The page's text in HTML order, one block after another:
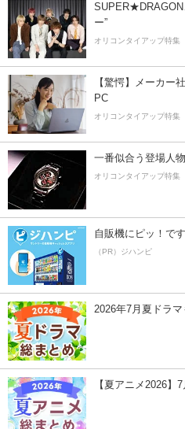
SUPER★DRAGON
ー”
オリコンタイアップ特集
【驚愕】メーカー
PC
オリコンタイアップ特集
一番似合う登場人
オリコンタイアップ特集
自販機にピッ！で
（PR）ジハンピ
2026年7月夏ドラ
【夏アニメ2026】